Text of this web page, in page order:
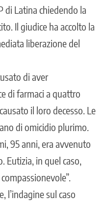
di Latina chiedendo la
Il giudice ha accolto la
liberazione del
di aver
di farmaci a quattro
il loro decesso. Le
di omicidio plurimo.
95 anni, era avvenuto
Eutizia, in quel caso,
l’indagine sul caso